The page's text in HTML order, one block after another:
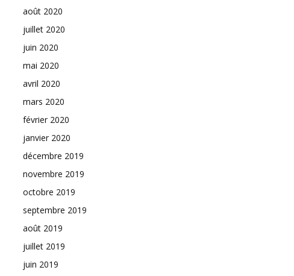
août 2020
juillet 2020
juin 2020
mai 2020
avril 2020
mars 2020
février 2020
janvier 2020
décembre 2019
novembre 2019
octobre 2019
septembre 2019
août 2019
juillet 2019
juin 2019